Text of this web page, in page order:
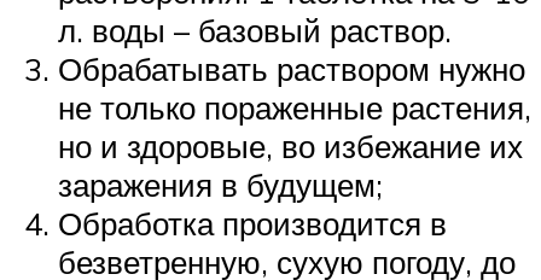
л. воды – базовый раствор.
Обрабатывать раствором нужно
не только пораженные растения,
но и здоровые, во избежание их
заражения в будущем;
Обработка производится в
безветренную, сухую погоду, до